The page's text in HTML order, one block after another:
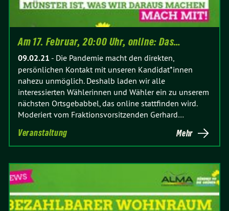
Am 17. Februar, 20:00 Uhr, online: Das…
09.02.21 - Die Pandemie macht den direkten,
persönlichen Kontakt mit unseren Kandidat*innen
nahezu unmöglich. Deshalb laden wir alle
interessierten Wählerinnen und Wähler ein zu unserem
nächsten Ortsgebabbel, das online stattfinden wird.
Moderiert vom Fraktionsvorsitzenden Gerhard…
Veranstaltung Mehr